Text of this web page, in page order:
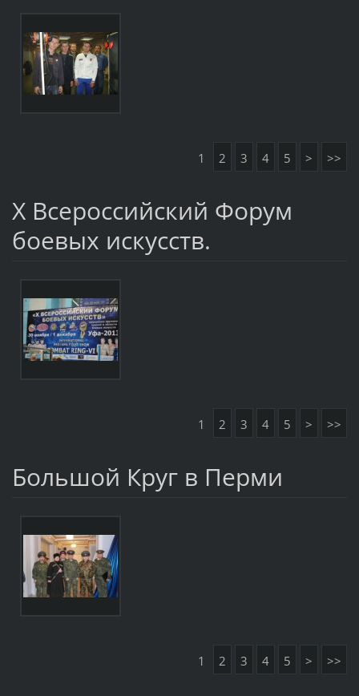
1 2 3 4 5 > >>
Х Всероссийский Форум
боевых искусств.
1 2 3 4 5 > >>
Большой Круг в Перми
1 2 3 4 5 > >>